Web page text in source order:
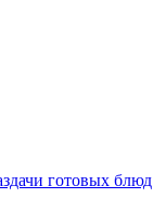
готовых блюд